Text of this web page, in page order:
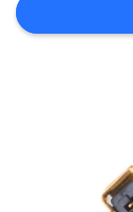
İSTE